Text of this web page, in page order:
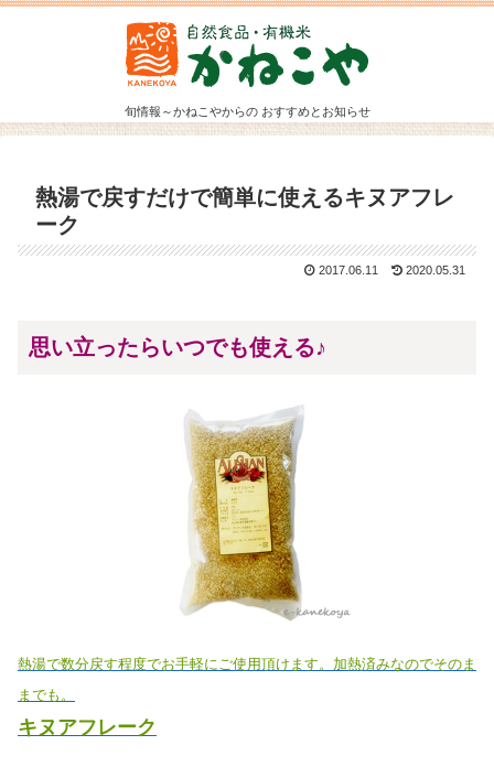
旬情報～かねこやからの おすすめとお知らせ
熱湯で戻すだけで簡単に使えるキヌアフレ
ーク
2017.06.11 2020.05.31
思い立ったらいつでも使える♪
熱湯で数分戻す程度でお手軽にご使用頂けます。加熱済みなのでそのま
までも。
キヌアフレーク